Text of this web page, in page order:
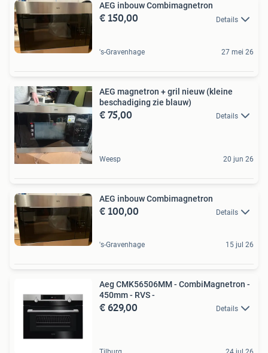
AEG inbouw Combimagnetron
€ 150,00 Details
's-Gravenhage 27 mei 26
AEG magnetron + gril nieuw (kleine
beschadiging zie blauw)
€ 75,00 Details
Weesp 20 jun 26
AEG inbouw Combimagnetron
€ 100,00 Details
's-Gravenhage 15 jul 26
Aeg CMK56506MM - CombiMagnetron -
450mm - RVS -
€ 629,00 Details